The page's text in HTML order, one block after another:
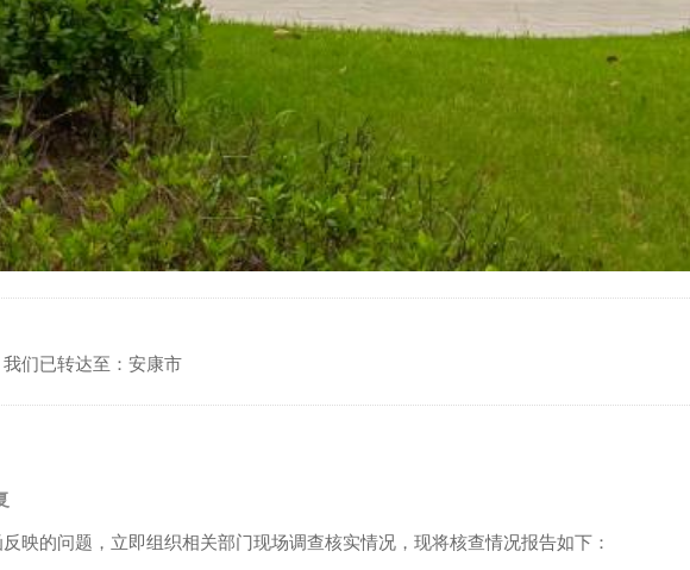
们已转达至：安康市
映的问题，立即组织相关部门现场调查核实情况，现将核查情况报告如下：